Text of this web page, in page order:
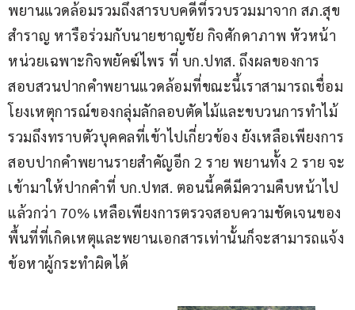
พยานแวดล้อมรวมถึงสารบบคดีที่รวบรวมมาจาก สภ.สุข
สำราญ หารือร่วมกับนายชาญชัย กิจศักดาภาพ หัวหน้า
หน่วยเฉพาะกิจพยัคฆ์ไพร ที่ บก.ปทส. ถึงผลของการ
สอบสวนปากคำพยานแวดล้อมที่ขณะนี้เราสามารถเชื่อม
โยงเหตุการณ์ของกลุ่มลักลอบตัดไม้และขบวนการทำไม้
รวมถึงทราบตัวบุคคลที่เข้าไปเกี่ยวข้อง ยังเหลือเพียงการ
สอบปากคำพยานรายสำคัญอีก 2 ราย พยานทั้ง 2 ราย จะ
เข้ามาให้ปากคำที่ บก.ปทส. ตอนนี้คดีมีความคืบหน้าไป
แล้วกว่า 70% เหลือเพียงการตรวจสอบความชัดเจนของ
พื้นที่ที่เกิดเหตุและพยานเอกสารเท่านั้นก็จะสามารถแจ้ง
ข้อหาผู้กระทำผิดได้